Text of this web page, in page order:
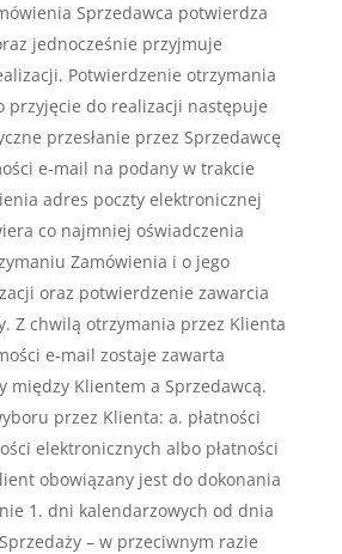
Sprzedawca potwierdza
jednocześnie przyjmuje
Potwierdzenie otrzymania
przyjęcie do realizacji następuje
przesłanie przez Sprzedawcę
e-mail na podany w trakcie
adres poczty elektronicznej
co najmniej oświadczenia
Zamówienia i o jego
oraz potwierdzenie zawarcia
Z chwilą otrzymania przez Klienta
e-mail zostaje zawarta
między Klientem a Sprzedawcą.
przez Klienta: a. płatności
elektronicznych albo płatności
obowiązany jest do dokonania
1. dni kalendarzowych od dnia
– w przeciwnym razie